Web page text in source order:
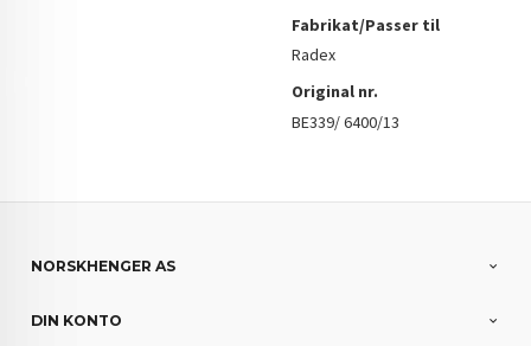
Fabrikat/Passer til
Radex
Original nr.
BE339/ 6400/13
NORSKHENGER AS
DIN KONTO